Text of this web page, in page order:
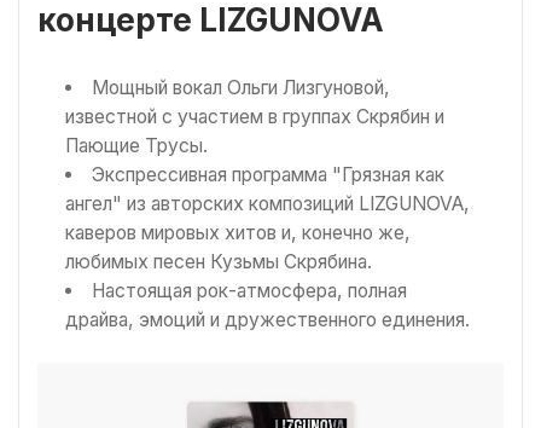
концерте LIZGUNOVA
Мощный вокал Ольги Лизгуновой,
известной с участием в группах Скрябин и
Пающие Трусы.
Экспрессивная программа "Грязная как
ангел" из авторских композиций LIZGUNOVA,
каверов мировых хитов и, конечно же,
любимых песен Кузьмы Скрябина.
Настоящая рок-атмосфера, полная
драйва, эмоций и дружественного единения.